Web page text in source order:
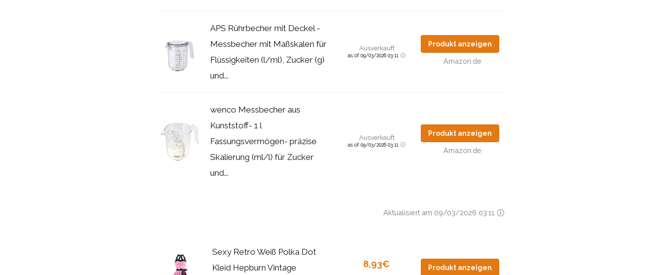
APS Rührbecher mit Deckel -
Messbecher mit Maßskalen für
Flüssigkeiten (l/ml), Zucker (g)
und...
Ausverkauft
as of 09/03/2026 03:11
Produkt anzeigen
Amazon.de
wenco Messbecher aus
Kunststoff- 1 l
Fassungsvermögen- präzise
Skalierung (ml/l) für Zucker
und...
Ausverkauft
as of 09/03/2026 03:11
Produkt anzeigen
Amazon.de
Aktualisiert am 09/03/2026 03:11
Sexy Retro Weiß Polka Dot
Kleid Hepburn Vintage
8,93€ Produkt anzeigen